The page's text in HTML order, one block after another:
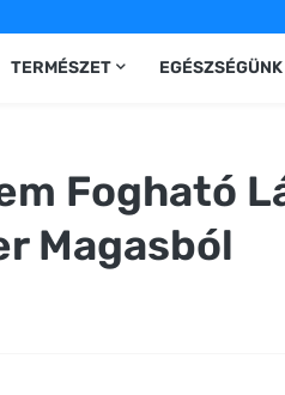
TERMÉSZET EGÉSZSÉGÜNK
Fogható
Magasból